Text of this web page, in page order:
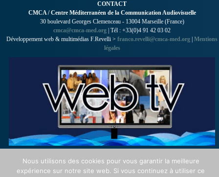
CONTACT
CMCA / Centre Méditerranéen de la Communication Audiovisuelle
30 boulevard Georges Clemenceau - 13004 Marseille (France)
cmca@cmca-med.org | Tél : +33(0)4 91 42 03 02
Développement web & multimédias F.Revelli > franco.revelli@cmca-med.org Mentions
légales
Nous utilisons des cookies pour vous garantir la meilleure
expérience sur notre site web. Si vous continuez à utiliser ce